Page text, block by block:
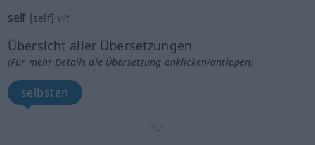
self [self] v/t
Übersicht aller Übersetzungen
(Für mehr Details die Übersetzung anklicken/antippen)
selbsten